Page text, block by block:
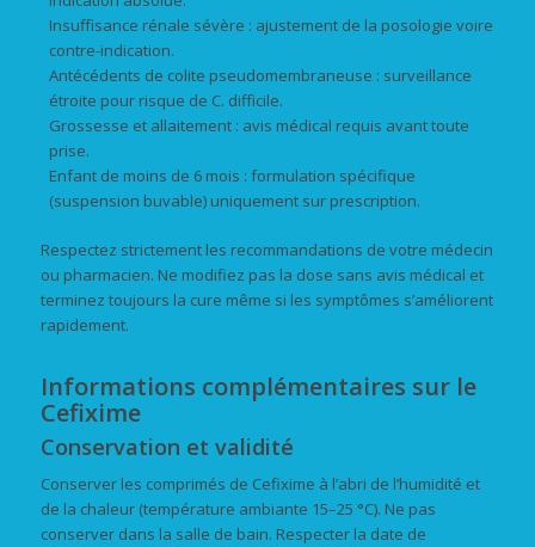
Insuffisance rénale sévère : ajustement de la posologie voire
contre-indication.
Antécédents de colite pseudomembraneuse : surveillance
étroite pour risque de C. difficile.
Grossesse et allaitement : avis médical requis avant toute
prise.
Enfant de moins de 6 mois : formulation spécifique
(suspension buvable) uniquement sur prescription.
Respectez strictement les recommandations de votre médecin
ou pharmacien. Ne modifiez pas la dose sans avis médical et
terminez toujours la cure même si les symptômes s’améliorent
rapidement.
Informations complémentaires sur le
Cefixime
Conservation et validité
Conserver les comprimés de Cefixime à l’abri de l’humidité et
de la chaleur (température ambiante 15–25 °C). Ne pas
conserver dans la salle de bain. Respecter la date de